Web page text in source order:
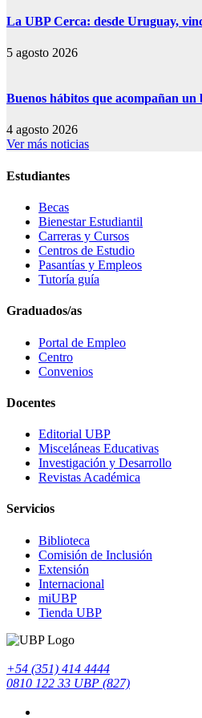
La UBP Cerca: desde Uruguay,
5 agosto 2026
Buenos hábitos que acompañan
4 agosto 2026
Ver más noticias
Estudiantes
Becas
Bienestar Estudiantil
Carreras y Cursos
Centros de Estudio
Pasantías y Empleos
Tutoría guía
Graduados/as
Portal de Empleo
Centro
Convenios
Docentes
Editorial UBP
Misceláneas Educativas
Investigación y Desarrollo
Revistas Académica
Servicios
Biblioteca
Comisión de Inclusión
Extensión
Internacional
miUBP
Tienda UBP
+54 (351) 414 4444
0810 122 33 UBP (827)